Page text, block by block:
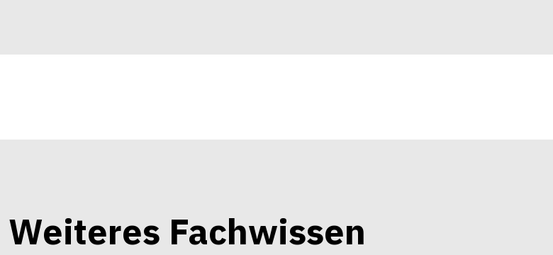
Weiteres Fachwissen